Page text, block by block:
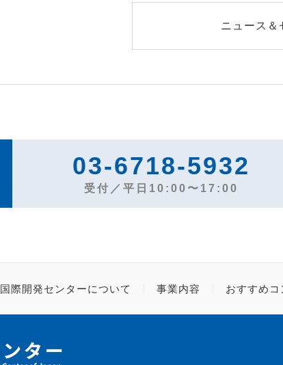
ニュース＆
03-6718-5932
受付／平日10:00〜17:00
国際開発センターについて 事業内容 おすすめコ